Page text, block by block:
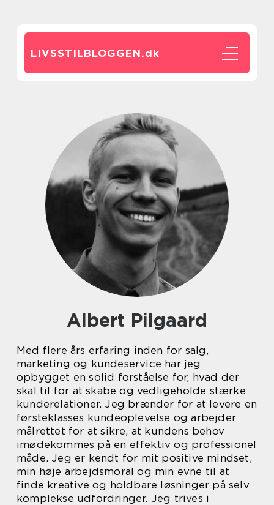
LIVSSTILBLOGGEN.dk
Albert Pilgaard
Med flere års erfaring inden for salg,
marketing og kundeservice har jeg
opbygget en solid forståelse for, hvad der
skal til for at skabe og vedligeholde stærke
kunderelationer. Jeg brænder for at levere en
førsteklasses kundeoplevelse og arbejder
målrettet for at sikre, at kundens behov
imødekommes på en effektiv og professionel
måde. Jeg er kendt for mit positive mindset,
min høje arbejdsmoral og min evne til at
finde kreative og holdbare løsninger på selv
komplekse udfordringer. Jeg trives i